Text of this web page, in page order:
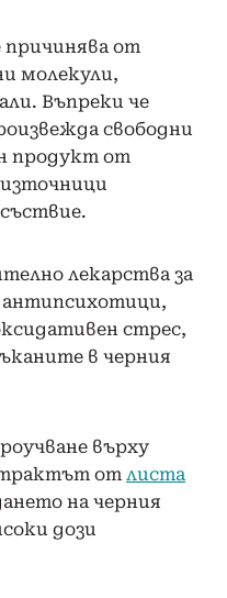
от
молекули,
Въпреки че
свободни
продукт от
лекарства за
антипсихотици,
стрес,
в черния
върху
от листа
на черния
дози